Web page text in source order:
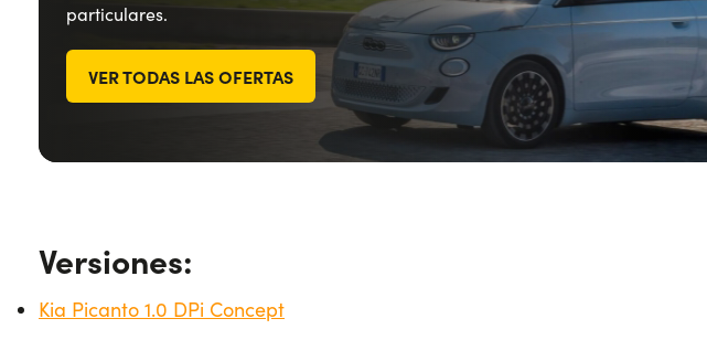
particulares.
VER TODAS LAS OFERTAS
Versiones:
Kia Picanto 1.0 DPi Concept